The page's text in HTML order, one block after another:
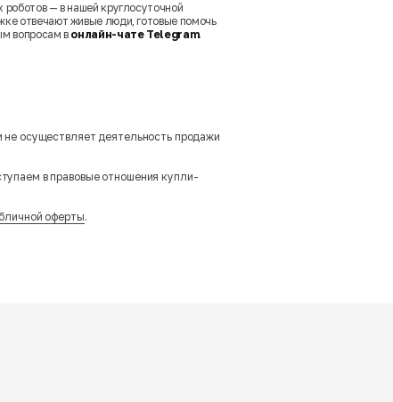
роботов — в нашей круглосуточной
отвечают живые люди, готовые помочь
вопросам в онлайн-чате Telegram.
не осуществляет деятельность продажи
в правовые отношения купли-
оферты.